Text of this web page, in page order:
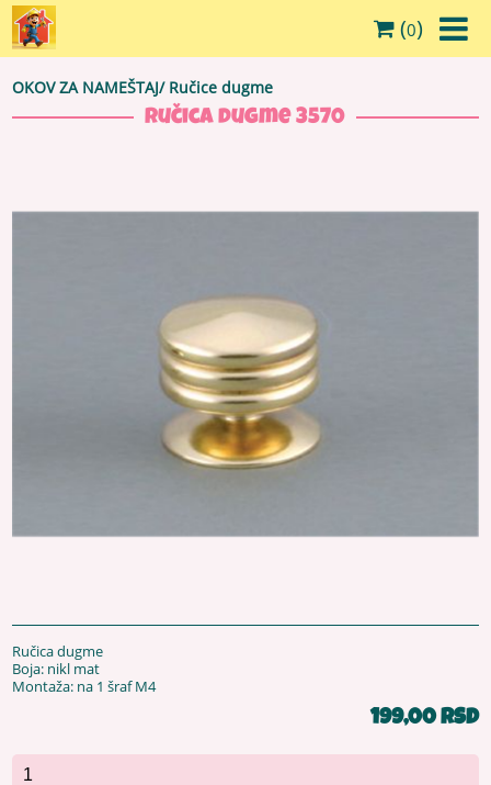
(0)
OKOV ZA NAMEŠTAJ/ Ručice dugme
Ručica dugme 3570
Ručica dugme
Boja: nikl mat
Montaža: na 1 šraf M4
199,00 RSD